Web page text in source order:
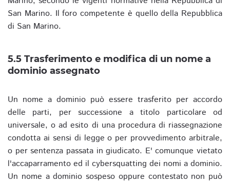
San Marino. Il foro competente è quello della Repubblica
di San Marino.
5.5 Trasferimento e modifica di un nome a
dominio assegnato
Un nome a dominio può essere trasferito per accordo
delle parti, per successione a titolo particolare od
universale, o ad esito di una procedura di riassegnazione
condotta ai sensi di legge o per provvedimento arbitrale,
o per sentenza passata in giudicato. E' comunque vietato
l'accaparramento ed il cybersquatting dei nomi a dominio.
Un nome a dominio sospeso oppure contestato non può